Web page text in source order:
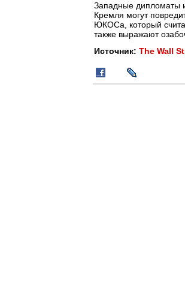
Западные дипломаты
Кремля могут
ЮКОСа, который
также выражают
Источник: The Wall